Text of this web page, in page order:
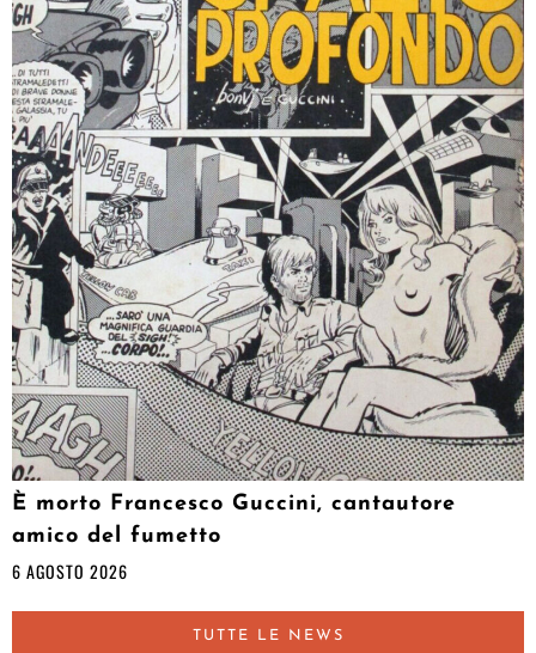
È morto Francesco Guccini, cantautore
amico del fumetto
6 AGOSTO 2026
TUTTE LE NEWS